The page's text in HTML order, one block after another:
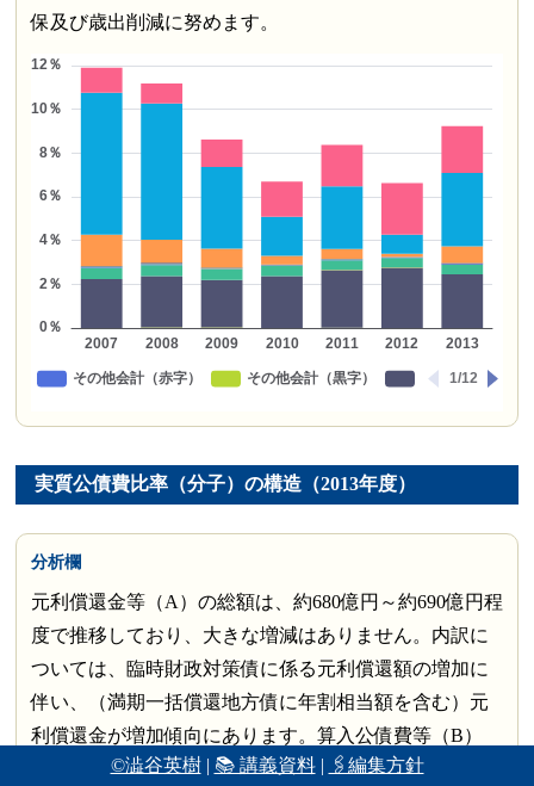
©澁谷英樹| 📚 講義資料| 🖇編集方針
保及び歳出削減に努めます。
実質公債費比率（分子）の構造（2013年度）
分析欄
元利償還金等（A）の総額は、約680億円～約690億円程
度で推移しており、大きな増減はありません。内訳に
ついては、臨時財政対策債に係る元利償還額の増加に
伴い、（満期一括償還地方債に年割相当額を含む）元
利償還金が増加傾向にあります。算入公債費等（B）
は、臨時財政対策債の元利償還金に係る基準財政需要